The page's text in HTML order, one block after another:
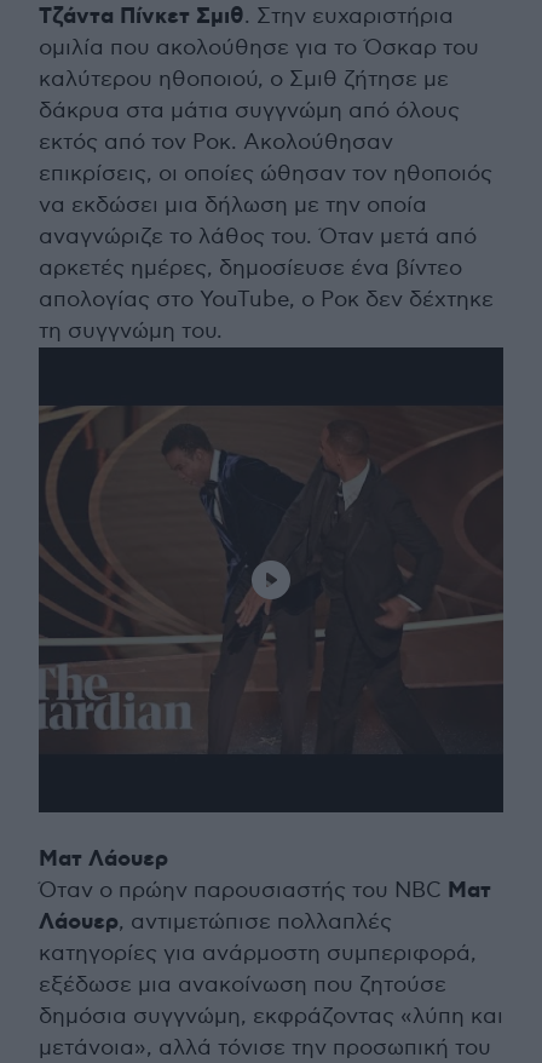
Τζάντα Πίνκετ Σμιθ. Στην ευχαριστήρια
ομιλία που ακολούθησε για το Όσκαρ του
καλύτερου ηθοποιού, ο Σμιθ ζήτησε με
δάκρυα στα μάτια συγγνώμη από όλους
εκτός από τον Ροκ. Ακολούθησαν
επικρίσεις, οι οποίες ώθησαν τον ηθοποιός
να εκδώσει μια δήλωση με την οποία
αναγνώριζε το λάθος του. Όταν μετά από
αρκετές ημέρες, δημοσίευσε ένα βίντεο
απολογίας στο YouTube, ο Ροκ δεν δέχτηκε
τη συγγνώμη του.
Ματ Λάουερ
Όταν ο πρώην παρουσιαστής του NBC Ματ
Λάουερ, αντιμετώπισε πολλαπλές
κατηγορίες για ανάρμοστη συμπεριφορά,
εξέδωσε μια ανακοίνωση που ζητούσε
δημόσια συγγνώμη, εκφράζοντας «λύπη και
μετάνοια», αλλά τόνισε την προσωπική του